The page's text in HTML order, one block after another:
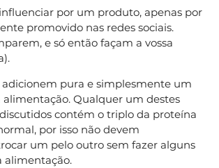
por um produto, apenas por
promovido nas redes sociais.
e só então façam a vossa
adicionem pura e simplesmente um
alimentação. Qualquer um destes
contém o triplo da proteína
por isso não devem
um pelo outro sem fazer alguns
alimentação.